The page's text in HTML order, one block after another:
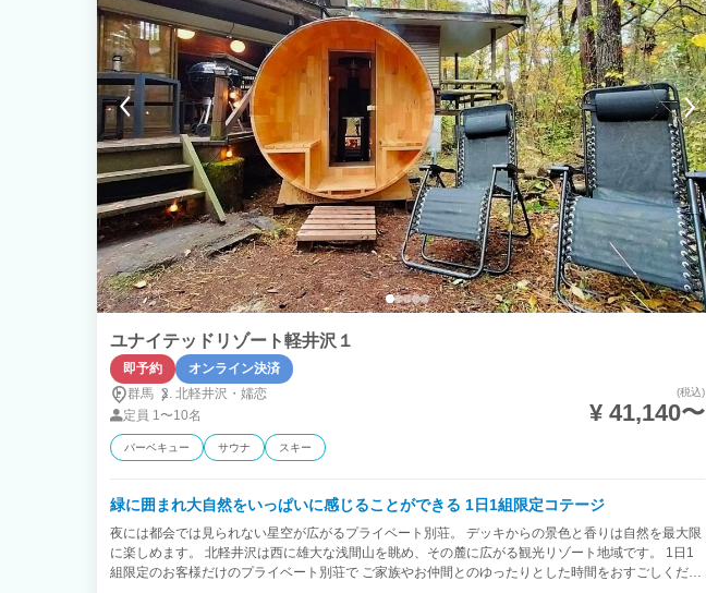
ユナイテッドリゾート軽井沢１
即予約
オンライン決済
群馬
北軽井沢・ 嬬恋
定員 1〜10名
(税込)
¥ 41,140〜
バーベキュー サウナ スキー
緑に囲まれ大自然をいっぱいに感じることができる 1日1組限定コテージ
夜には都会では見られない星空が広がるプライベート別荘。 デッキからの景色と香りは自然を最大限
に楽しめます。 北軽井沢は西に雄大な浅間山を眺め、その麓に広がる観光リゾート地域です。 1日1
組限定のお客様だけのプライベート別荘で ご家族やお仲間とのゆったりとした時間をおすごしくださ